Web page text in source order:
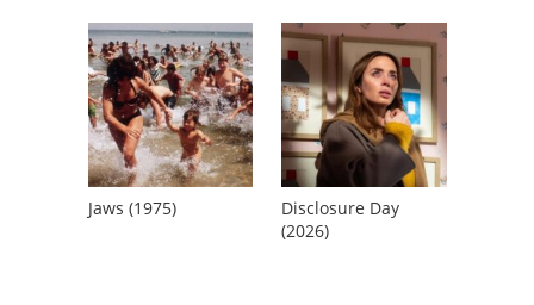
Jaws (1975)
Disclosure Day
(2026)